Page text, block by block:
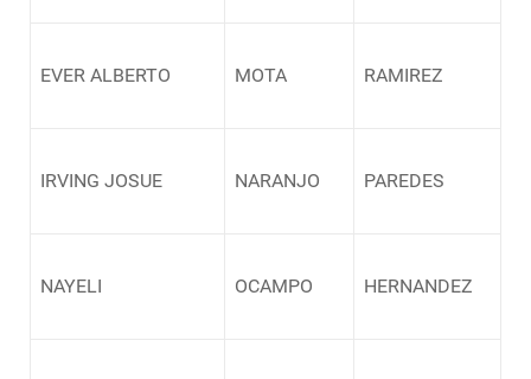
EVER ALBERTO MOTA RAMIREZ
IRVING JOSUE NARANJO PAREDES
NAYELI OCAMPO HERNANDEZ